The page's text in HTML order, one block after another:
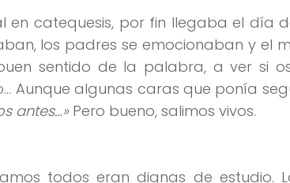
en catequesis, por fin llegaba el día
los padres se emocionaban y el
sentido de la palabra, a ver si
Aunque algunas caras que ponía
antes…»Pero bueno, salimos vivos.
todos eran dignas de estudio.